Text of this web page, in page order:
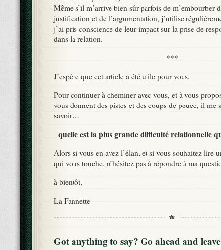
Même s’il m’arrive bien sûr parfois de m’embourber
justification et de l’argumentation, j’utilise
j’ai pris conscience de leur impact sur la prise de
dans la relation.
***
J’espère que cet article a été utile pour vous.
Pour continuer à cheminer avec vous, et à vous
vous donnent des pistes et des coups de pouce, il me
savoir…
quelle est la plus grande difficulté relationnelle
Alors si vous en avez l’élan, et si vous souhaitez lire
qui vous touche, n’hésitez pas à répondre à ma
à bientôt,
La Fannette
Got anything to say? Go ahead and